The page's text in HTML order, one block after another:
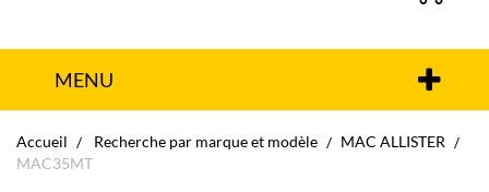
MENU
Accueil Recherche par marque et modèle
MAC ALLISTER
MAC35MT